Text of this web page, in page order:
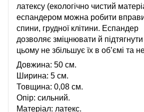
латексу (екологічно чистий
еспандером можна робити вправи
спини, грудної клітини. Еспандер
дозволяє зміцнювати й
цьому не збільшує їх в об’ємі та
Довжина: 50 см.
Ширина: 5 см.
Товщина: 0,08 см.
Опір: сильний.
Матеріал: латекс.